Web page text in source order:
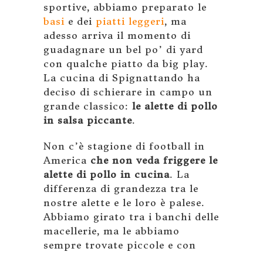
sportive, abbiamo preparato le
basi e dei piatti leggeri, ma
adesso arriva il momento di
guadagnare un bel po’ di yard
con qualche piatto da big play.
La cucina di Spignattando ha
deciso di schierare in campo un
grande classico: le alette di pollo
in salsa piccante.
Non c’è stagione di football in
America che non veda friggere le
alette di pollo in cucina. La
differenza di grandezza tra le
nostre alette e le loro è palese.
Abbiamo girato tra i banchi delle
macellerie, ma le abbiamo
sempre trovate piccole e con